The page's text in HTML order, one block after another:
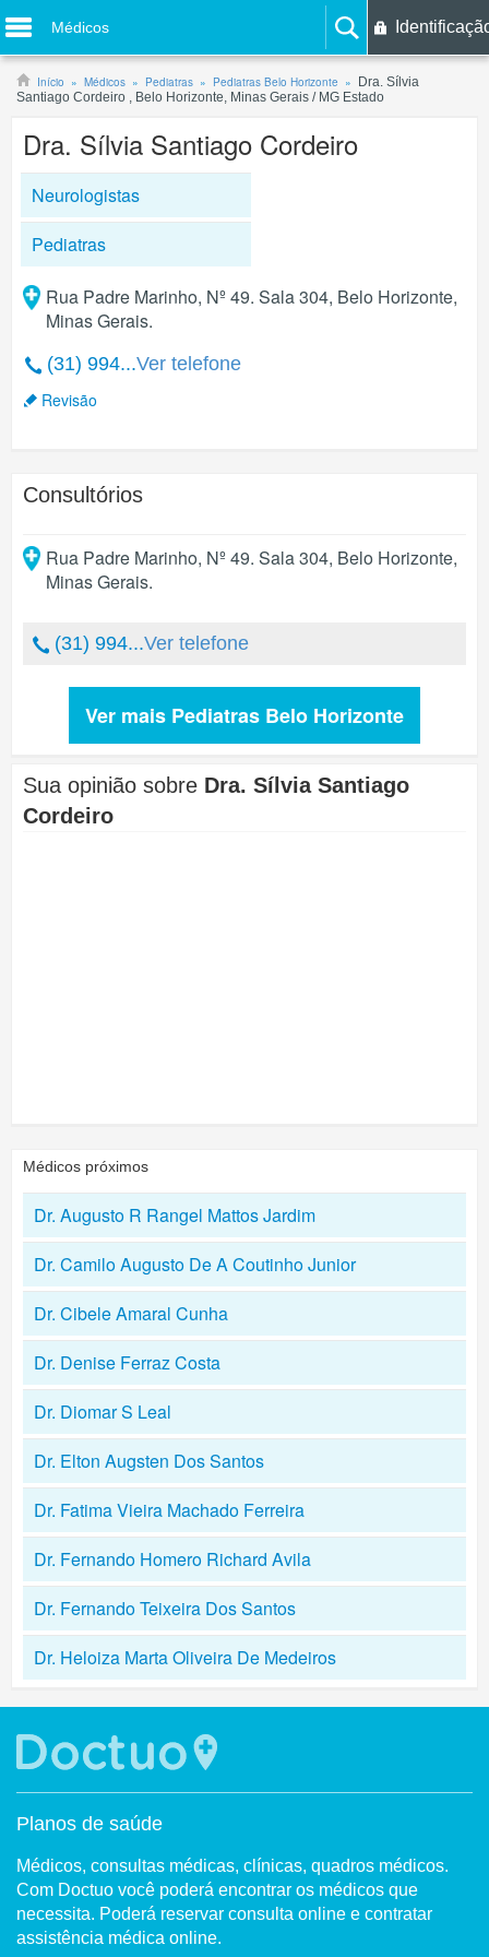
Médicos
Início Médicos Pediatras Pediatras Belo Horizonte
Dra. Sílvia
Santiago Cordeiro , Belo Horizonte, Minas Gerais / MG Estado
Dra. Sílvia Santiago Cordeiro
Neurologistas
Pediatras
Rua Padre Marinho, Nº 49. Sala 304, Belo Horizonte,
Minas Gerais.
(31) 994...Ver telefone
Revisão
Consultórios
Rua Padre Marinho, Nº 49. Sala 304, Belo Horizonte,
Minas Gerais.
(31) 994...Ver telefone
Ver mais Pediatras Belo Horizonte
Sua opinião sobre Dra. Sílvia Santiago
Cordeiro
Médicos próximos
Dr. Augusto R Rangel Mattos Jardim
Dr. Camilo Augusto De A Coutinho Junior
Dr. Cibele Amaral Cunha
Dr. Denise Ferraz Costa
Dr. Diomar S Leal
Dr. Elton Augsten Dos Santos
Dr. Fatima Vieira Machado Ferreira
Dr. Fernando Homero Richard Avila
Dr. Fernando Teixeira Dos Santos
Dr. Heloiza Marta Oliveira De Medeiros
Planos de saúde
Médicos, consultas médicas, clínicas, quadros médicos.
Com Doctuo você poderá encontrar os médicos que
necessita. Poderá reservar consulta online e contratar
assistência médica online.